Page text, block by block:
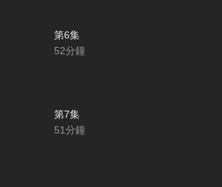
第6集
52分鐘
第7集
51分鐘